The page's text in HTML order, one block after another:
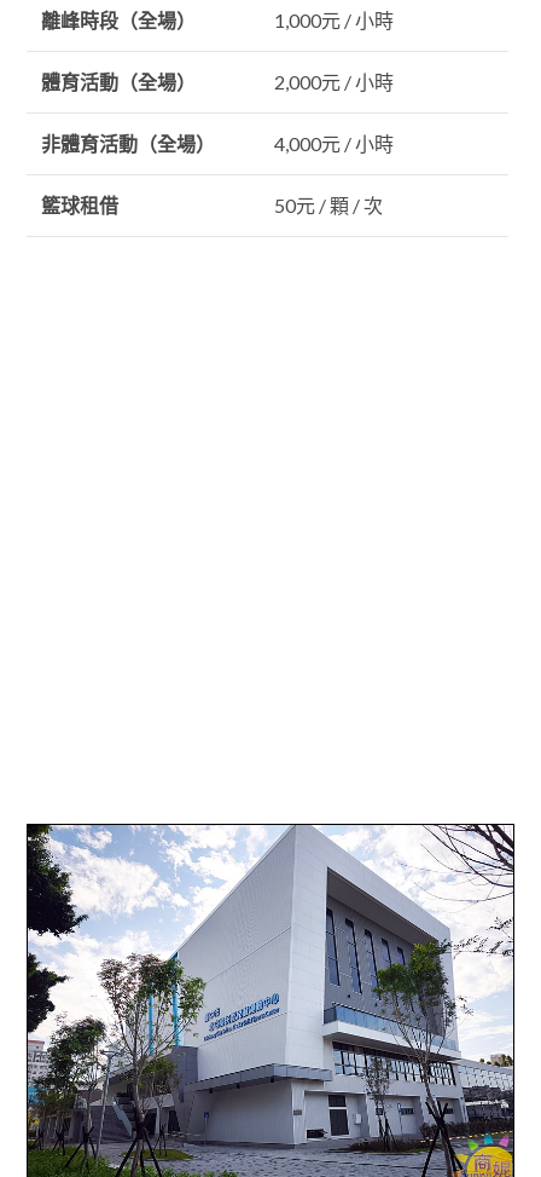
離峰時段（全場） 1,000元 / 小時
體育活動（全場） 2,000元 / 小時
非體育活動（全場） 4,000元 / 小時
籃球租借 50元 / 顆 / 次